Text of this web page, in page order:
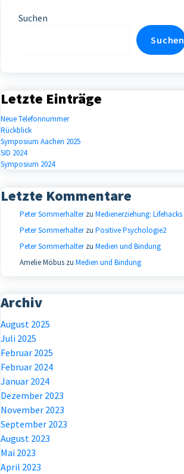
Suchen
Suchen
Letzte Einträge
Neue Telefonnummer
Rückblick
Symposium Aachen 2025
SID 2024
Symposium 2024
Letzte Kommentare
Peter Sommerhalterzu Medienerziehung: Lifehacks
Peter Sommerhalterzu Positive Psychologie2
Peter Sommerhalterzu Medien und Bindung
Amelie Möbuszu Medien und Bindung
Archiv
August 2025
Juli 2025
Februar 2025
Februar 2024
Januar 2024
Dezember 2023
November 2023
September 2023
August 2023
Mai 2023
April 2023